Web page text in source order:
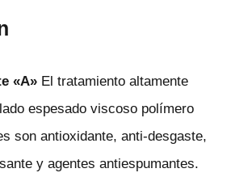
«A» El tratamiento altamente
espesado viscoso polímero
son antioxidante, anti-desgaste,
y agentes antiespumantes.